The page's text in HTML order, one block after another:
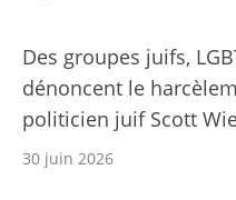
Des groupes juifs,
dénoncent le
politicien juif Scott
30 juin 2026